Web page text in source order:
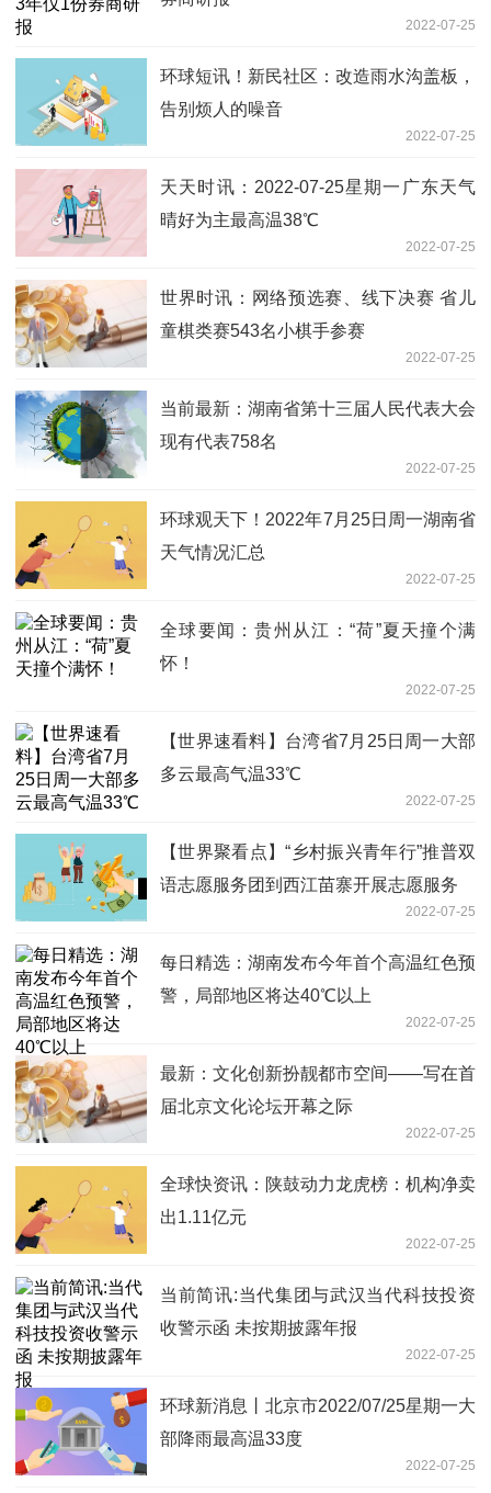
2022-07-25
环球短讯！新民社区：改造雨水沟盖板，
告别烦人的噪音
2022-07-25
天天时讯：2022-07-25星期一广东天气
晴好为主最高温38℃
2022-07-25
世界时讯：网络预选赛、线下决赛 省儿
童棋类赛543名小棋手参赛
2022-07-25
当前最新：湖南省第十三届人民代表大会
现有代表758名
2022-07-25
环球观天下！2022年7月25日周一湖南省
天气情况汇总
2022-07-25
全球要闻：贵州从江：“荷”夏天撞个满
怀！
2022-07-25
【世界速看料】台湾省7月25日周一大部
多云最高气温33℃
2022-07-25
【世界聚看点】“乡村振兴青年行”推普双
语志愿服务团到西江苗寨开展志愿服务
2022-07-25
每日精选：湖南发布今年首个高温红色预
警，局部地区将达40℃以上
2022-07-25
最新：文化创新扮靓都市空间——写在首
届北京文化论坛开幕之际
2022-07-25
全球快资讯：陕鼓动力龙虎榜：机构净卖
出1.11亿元
2022-07-25
当前简讯:当代集团与武汉当代科技投资
收警示函 未按期披露年报
2022-07-25
环球新消息丨北京市2022/07/25星期一大
部降雨最高温33度
2022-07-25